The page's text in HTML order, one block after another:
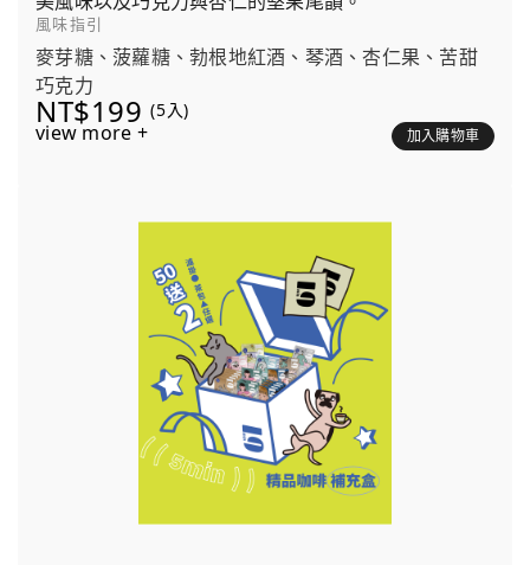
風味指引
麥芽糖、菠蘿糖、勃根地紅酒、琴酒、杏仁果、苦甜
巧克力
NT$199 (5入)
view more + 加入購物車